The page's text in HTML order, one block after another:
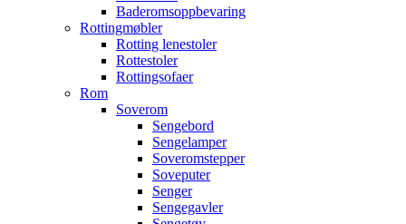
Baderomsoppbevaring
Rottingmøbler
Rotting lenestoler
Rottestoler
Rottingsofaer
Rom
Soverom
Sengebord
Sengelamper
Soveromstepper
Soveputer
Senger
Sengegavler